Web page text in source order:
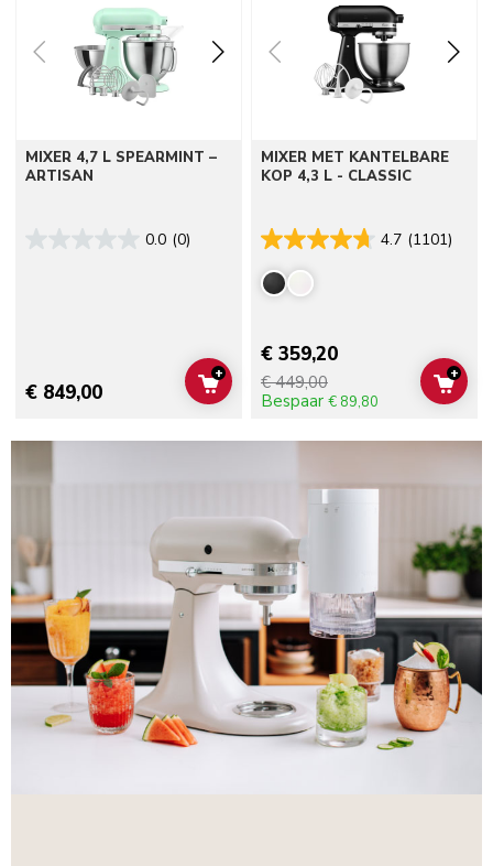
MIXER 4,7 L SPEARMINT –
ARTISAN
0.0 (0)
€ 849,00 ADD TO CART
+
MIXER MET KANTELBARE
KOP 4,3 L - CLASSIC
4.7 (1101)
€ 359,20
€ 449,00
Bespaar € 89,80
ADD
+